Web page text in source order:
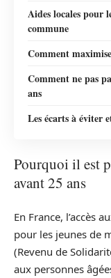
Aides locales pour
commune
Comment
Comment ne pas
ans
Les écarts à éviter
Pourquoi il est
avant 25 ans
En France, l’accès
pour les jeunes de
(Revenu de
aux personnes